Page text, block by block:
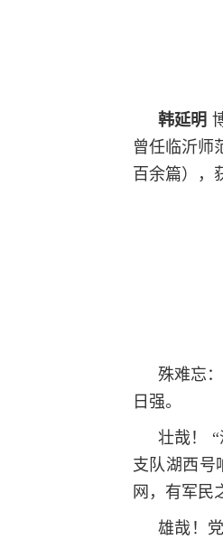
韩延明
曾任临沂师
百余篇），
殊难忘
日强。
壮哉！
支队湖西号
网，有军民
雄哉！